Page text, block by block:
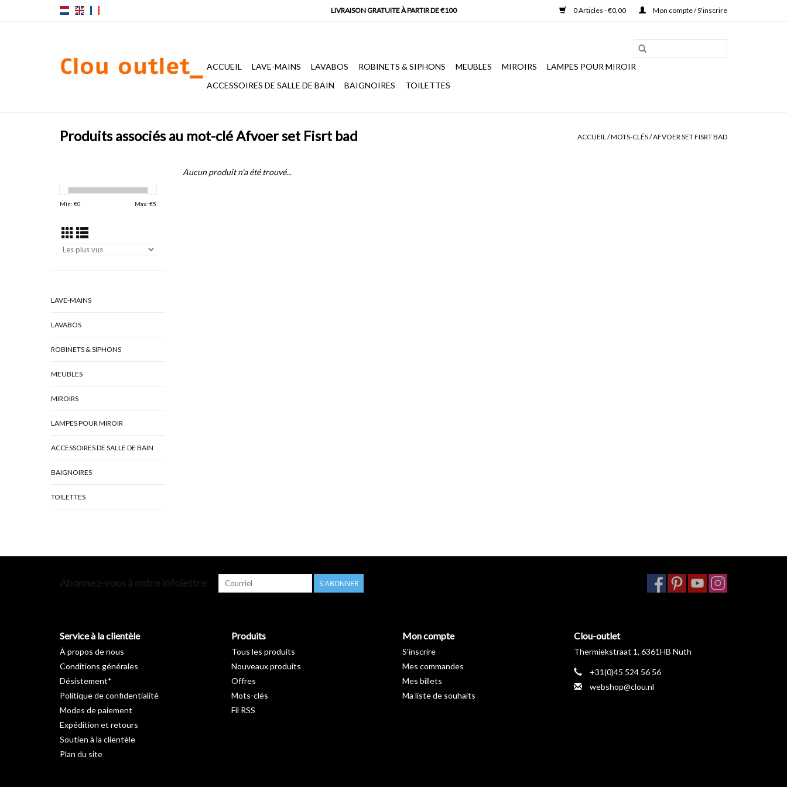
0 Articles - €0,00 Mon compte / S'inscrire
ACCUEIL LAVE-MAINS LAVABOS ROBINETS & SIPHONS MEUBLES MIROIRS
LAMPES POUR MIROIR
ACCESSOIRES DE SALLE DE BAIN
BAIGNOIRES TOILETTES
Produits associés au mot-clé Afvoer set Fisrt bad ACCUEIL/MOTS-CLÉS/AFVOER SET FISRT BAD
Min: €0 Max: €5
LAVE-MAINS
LAVABOS
ROBINETS & SIPHONS
MEUBLES
MIROIRS
LAMPES POUR MIROIR
ACCESSOIRES DE SALLE DE BAIN
BAIGNOIRES
TOILETTES
Aucun produit n'a été trouvé...
S'ABONNER
Service à la clientèle
À propos de nous
Conditions générales
Désistement*
Politique de confidentialité
Modes de paiement
Expédition et retours
Soutien à la clientèle
Plan du site
Produits
Tous les produits
Nouveaux produits
Offres
Mots-clés
Fil RSS
Mon compte
S'inscrire
Mes commandes
Mes billets
Ma liste de souhaits
Clou-outlet
Thermiekstraat 1, 6361HB Nuth
+31(0)45 524 56 56
webshop@clou.nl